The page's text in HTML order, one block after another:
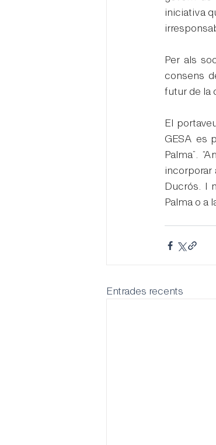
iniciativa
Per als
consens
futur de la
El
GESA es
Palma”.
incorporar
Ducrós. I
Palma o a
Entrades recents